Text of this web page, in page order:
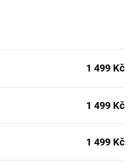
1 499 Kč
1 499 Kč
1 499 Kč